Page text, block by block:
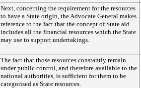
Next, concerning the requirement for the resources
to have a State origin, the Advocate General makes
reference to the fact that the concept of State aid
includes all the financial resources which the State
may use to support undertakings.
The fact that those resources constantly remain
under public control, and therefore available to the
national authorities, is sufficient for them to be
categorised as State resources.